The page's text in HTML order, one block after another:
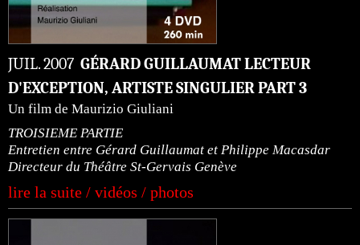
JUIL. 2007 GÉRARD GUILLAUMAT LECTEUR
D'EXCEPTION, ARTISTE SINGULIER PART 3
Un film de Maurizio Giuliani
TROISIEME PARTIE
Entretien entre Gérard Guillaumat et Philippe Macasdar
Directeur du Théâtre St-Gervais Genève
lire la suite / vidéos / photos